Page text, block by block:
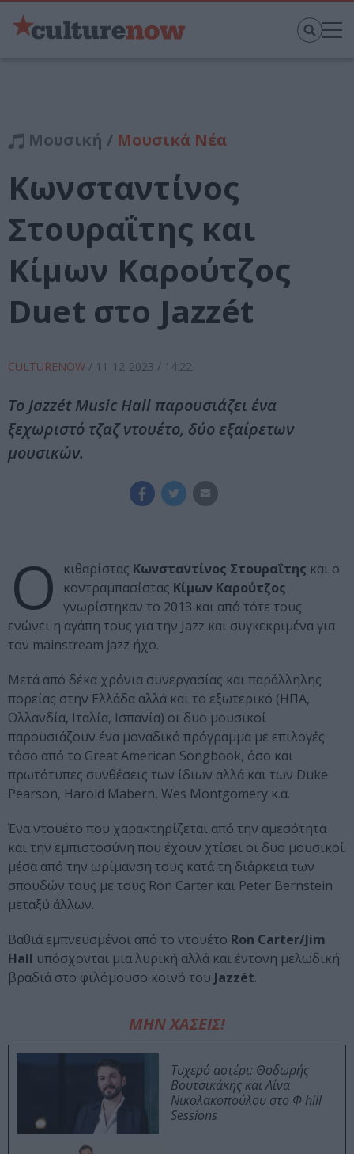
Μουσική / Μουσικά Νέα
Κωνσταντίνος
Στουραΐτης και
Κίμων Καρούτζος
Duet στο Jazzét
CULTURENOW / 11-12-2023 / 14:22
Το Jazzét Music Hall παρουσιάζει ένα
ξεχωριστό τζαζ ντουέτο, δύο εξαίρετων
μουσικών.
Ο κιθαρίστας Κωνσταντίνος Στουραΐτης και ο
κοντραμπασίστας Κίμων Καρούτζος
γνωρίστηκαν το 2013 και από τότε τους
ενώνει η αγάπη τους για την Jazz και συγκεκριμένα για
τον mainstream jazz ήχο.
Μετά από δέκα χρόνια συνεργασίας και παράλληλης
πορείας στην Ελλάδα αλλά και το εξωτερικό (ΗΠΑ,
Ολλανδία, Ιταλία, Ισπανία) οι δυο μουσικοί
παρουσιάζουν ένα μοναδικό πρόγραμμα με επιλογές
τόσο από το Great American Songbook, όσο και
πρωτότυπες συνθέσεις των ίδιων αλλά και των Duke
Pearson, Harold Mabern, Wes Montgomery κ.α.
Ένα ντουέτο που χαρακτηρίζεται από την αμεσότητα
και την εμπιστοσύνη που έχουν χτίσει οι δυο μουσικοί
μέσα από την ωρίμανση τους κατά τη διάρκεια των
σπουδών τους με τους Ron Carter και Peter Bernstein
μεταξύ άλλων.
Βαθιά εμπνευσμένοι από το ντουέτο Ron Carter/Jim
Hall υπόσχονται μια λυρική αλλά και έντονη μελωδική
βραδιά στο φιλόμουσο κοινό του Jazzét.
ΜΗΝ ΧΑΣΕΙΣ!
Τυχερό αστέρι: Θοδωρής
Βουτσικάκης και Λίνα
Νικολακοπούλου στο Φ hill
Sessions